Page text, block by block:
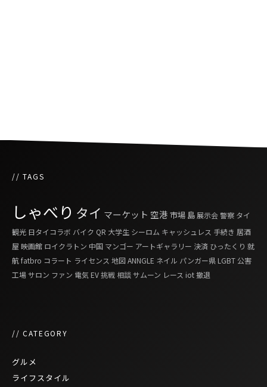
// TAGS
しゃべり タイ マーケット 空港 市場 島 展示会警察 タイ
観光 日タイコラボ バイク QR 大学生 シーロム キャッシュレス 手続き 居酒
屋 映画館 ロイクラトン 中国 マンゴー アートギャラリー 決済 ひったくり 就
航fatbro コラート ライセンス 地図ANNGLE ネイル パンガー県 LGBT 公害
工場サロン ファン 電気 EV挑戦 相談サムーン レース iot撤退
// CATEGORY
グルメ
ライフスタイル